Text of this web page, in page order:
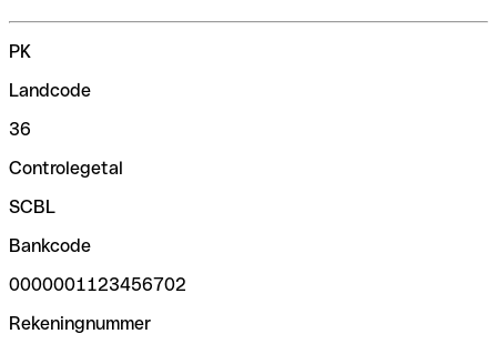
PK
Landcode
36
Controlegetal
SCBL
Bankcode
0000001123456702
Rekeningnummer